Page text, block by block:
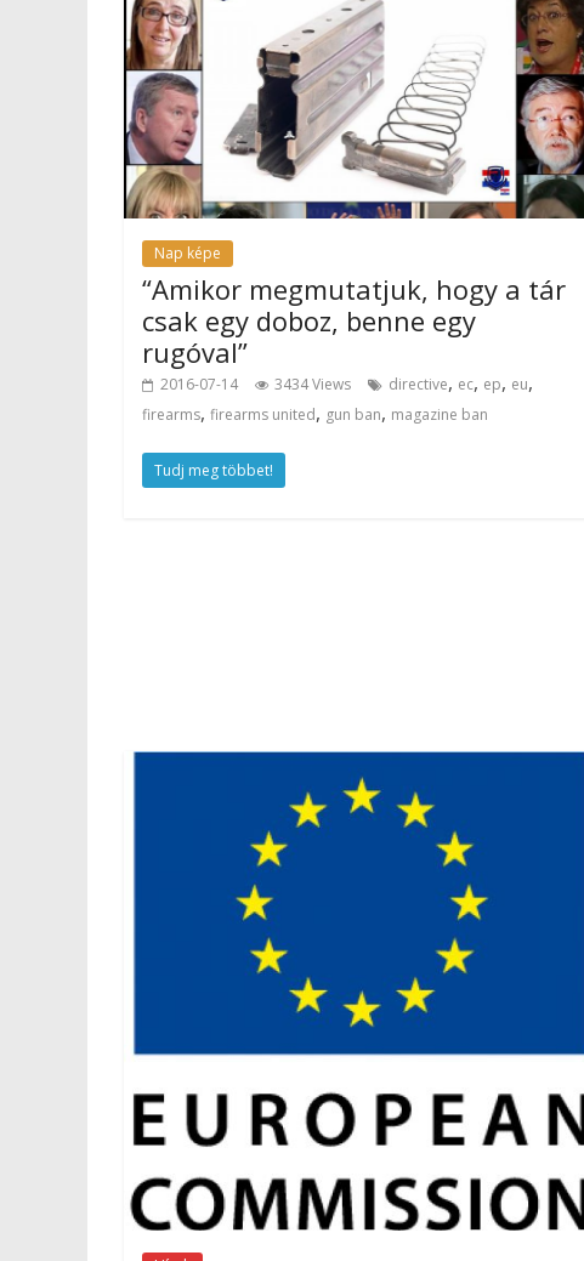
Nap képe
“Amikor megmutatjuk, hogy a tár
csak egy doboz, benne egy
rugóval”
2016-07-14 3434 Views directive, ec, ep, eu,
firearms, firearms united, gun ban, magazine ban
Tudj meg többet!